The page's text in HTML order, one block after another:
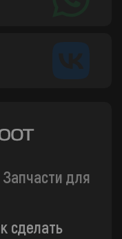
для
сделать